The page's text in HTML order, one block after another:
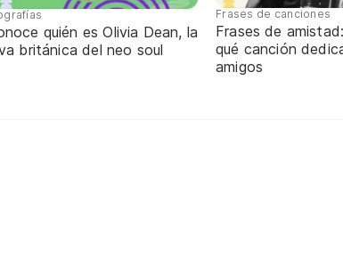
quién es Olivia Dean, la
británica del neo soul
Frases de canciones
Frases de
qué canción
amigos